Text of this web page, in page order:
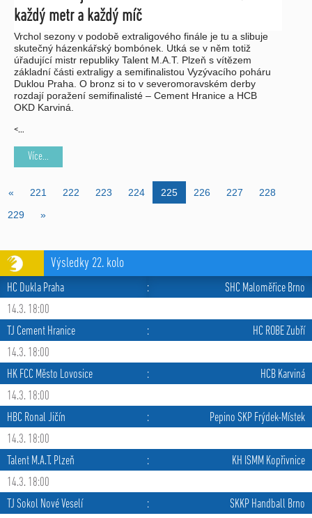
každý metr a každý míč
Vrchol sezony v podobě extraligového finále je tu a slibuje
skutečný házenkářský bombónek. Utká se v něm totiž
úřadující mistr republiky Talent M.A.T. Plzeň s vítězem
základní části extraligy a semifinalistou Vyzývacího poháru
Duklou Praha. O bronz si to v severomoravském derby
rozdají poražení semifinalisté – Cement Hranice a HCB
OKD Karviná.
<…
Více...
« 221 222 223 224 225 226 227
228
229
»
Výsledky 22. kolo
HC Dukla Praha :
SHC Maloměřice Brno
14.3. 18:00
TJ Cement Hranice
:
HC ROBE Zubří
14.3. 18:00
HK FCC Město Lovosice
:
HCB Karviná
14.3. 18:00
HBC Ronal Jičín
:
Pepino SKP Frýdek-Místek
14.3. 18:00
Talent M.A.T. Plzeň
:
KH ISMM Kopřivnice
14.3. 18:00
TJ Sokol Nové Veselí
:
SKKP Handball Brno